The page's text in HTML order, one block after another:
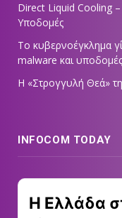
Direct Liquid Cooling
Υποδομές
Το κυβερνοέγκλημα
malware και
Η «Στρογγυλή Θεά»
INFOCOM TODAY